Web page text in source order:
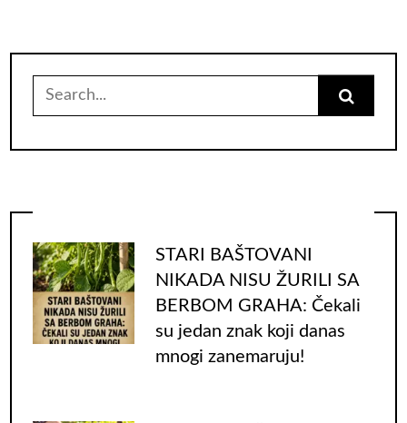
Search
STARI BAŠTOVANI
NIKADA NISU ŽURILI SA
BERBOM GRAHA: Čekali
su jedan znak koji danas
mnogi zanemaruju!